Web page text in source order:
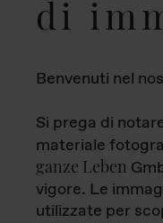
di
Benvenuti nel
Si prega di
materiale
ganze Leben
vigore. Le
utilizzate per